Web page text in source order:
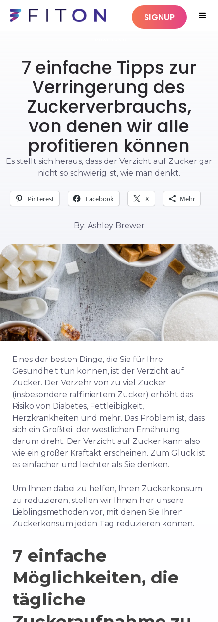
SIGNUP
7 einfache Tipps zur
Verringerung des
Zuckerverbrauchs,
von denen wir alle
profitieren können
Es stellt sich heraus, dass der Verzicht auf Zucker gar
nicht so schwierig ist, wie man denkt.
Pinterest Facebook X Mehr
By: Ashley Brewer
Eines der besten Dinge, die Sie für Ihre
Gesundheit tun können, ist der Verzicht auf
Zucker. Der Verzehr von zu viel Zucker
(insbesondere raffiniertem Zucker) erhöht das
Risiko von Diabetes, Fettleibigkeit,
Herzkrankheiten und mehr. Das Problem ist, dass
sich ein Großteil der westlichen Ernährung
darum dreht. Der Verzicht auf Zucker kann also
wie ein großer Kraftakt erscheinen. Zum Glück ist
es einfacher und leichter als Sie denken.
Um Ihnen dabei zu helfen, Ihren Zuckerkonsum
zu reduzieren, stellen wir Ihnen hier unsere
Lieblingsmethoden vor, mit denen Sie Ihren
Zuckerkonsum jeden Tag reduzieren können.
7 einfache
Möglichkeiten, die
tägliche